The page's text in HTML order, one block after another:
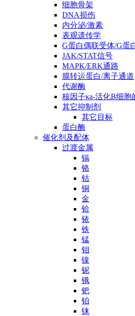
细胞骨架
DNA损伤
内分泌/激素
表观遗传学
G蛋白偶联受体/G蛋
JAK/STAT信号
MAPK/ERK通路
膜转运蛋白/离子通道
代谢酶
核因子κa-活化B细胞
其它抑制剂
其它目标
蛋白酶
催化剂及配体
过渡金属
镉
铬
钴
铜
金
铪
铱
铁
锰
钼
镍
铌
锇
钯
铂
铼